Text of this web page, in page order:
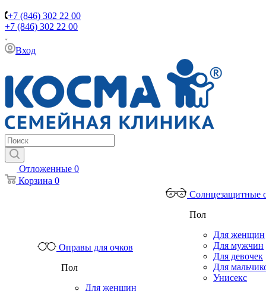
+7 (846) 302 22 00
+7 (846) 302 22 00
Вход
Отложенные 0
Корзина 0
Оправы для очков
Пол
Для женщин
Солнцезащитные
Пол
Для женщин
Для мужчин
Для девочек
Для
Унисекс